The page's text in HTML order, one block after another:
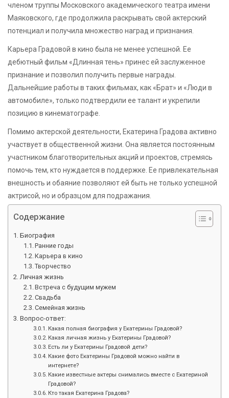
членом труппы Московского академического театра имени
Маяковского, где продолжила раскрывать свой актерский
потенциал и получила множество наград и признания.
Карьера Градовой в кино была не менее успешной. Ее
дебютный фильм «Длинная тень» принес ей заслуженное
признание и позволил получить первые награды.
Дальнейшие работы в таких фильмах, как «Брат» и «Люди в
автомобиле», только подтвердили ее талант и укрепили
позицию в кинематографе.
Помимо актерской деятельности, Екатерина Градова активно
участвует в общественной жизни. Она является постоянным
участником благотворительных акций и проектов, стремясь
помочь тем, кто нуждается в поддержке. Ее привлекательная
внешность и обаяние позволяют ей быть не только успешной
актрисой, но и образцом для подражания.
Содержание
Биография
Ранние годы
Карьера в кино
Творчество
Личная жизнь
Встреча с будущим мужем
Свадьба
Семейная жизнь
Вопрос-ответ:
Какая полная биография у Екатерины Градовой?
Какая личная жизнь у Екатерины Градовой?
Есть ли у Екатерины Градовой дети?
Какие фото Екатерины Градовой можно найти в
интернете?
Какие известные актеры снимались вместе с Екатериной
Градовой?
Кто такая Екатерина Градова?